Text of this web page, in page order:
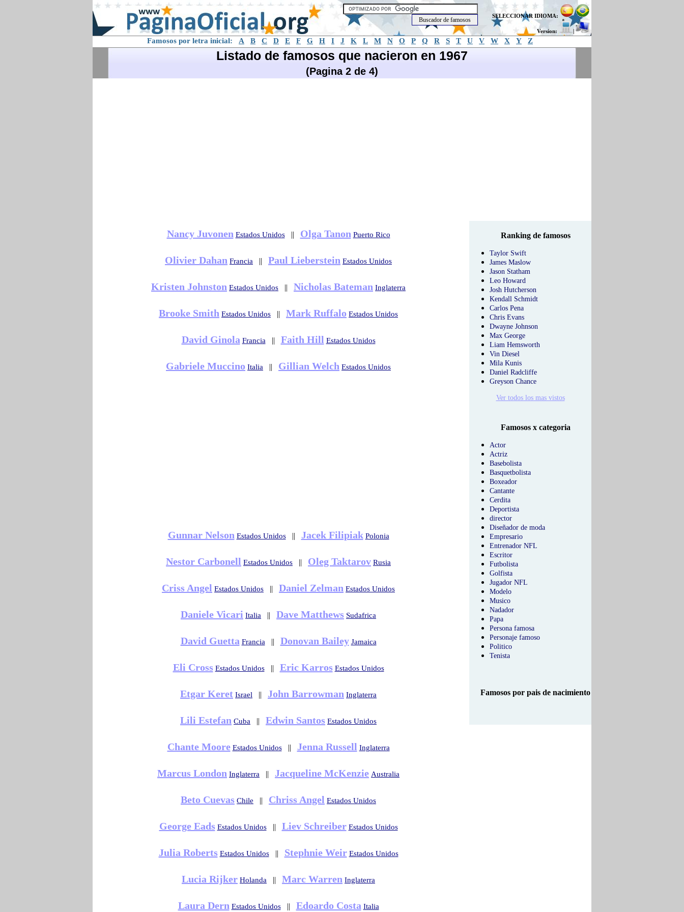
SELECCIONAR IDIOMA:
Version: |
Famosos por letra inicial: A B C D E F G H I J K L M N O P Q R S T U V W X Y Z
Listado de famosos que nacieron en 1967
(Pagina 2 de 4)
Nancy Juvonen Estados Unidos|| Olga Tanon Puerto Rico
Olivier Dahan Francia || Paul Lieberstein Estados Unidos
Kristen Johnston Estados Unidos || Nicholas Bateman Inglaterra
Brooke Smith Estados Unidos || Mark Ruffalo Estados Unidos
David Ginola Francia || Faith Hill Estados Unidos
Gabriele Muccino Italia || Gillian Welch Estados Unidos
Gunnar Nelson Estados Unidos|| Jacek Filipiak Polonia
Nestor Carbonell Estados Unidos || Oleg Taktarov Rusia
Criss Angel Estados Unidos || Daniel Zelman Estados Unidos
Daniele Vicari Italia || Dave Matthews Sudafrica
David Guetta Francia || Donovan Bailey Jamaica
Eli Cross Estados Unidos|| Eric Karros Estados Unidos
Etgar Keret Israel || John Barrowman Inglaterra
Lili Estefan Cuba || Edwin Santos Estados Unidos
Chante Moore Estados Unidos|| Jenna Russell Inglaterra
Marcus London Inglaterra || Jacqueline McKenzie Australia
Beto Cuevas Chile || Chriss Angel Estados Unidos
George Eads Estados Unidos|| Liev Schreiber Estados Unidos
Julia Roberts Estados Unidos|| Stephnie Weir Estados Unidos
Lucia Rijker Holanda || Marc Warren Inglaterra
Laura Dern Estados Unidos|| Edoardo Costa Italia
Ranking de famosos
Taylor Swift
James Maslow
Jason Statham
Leo Howard
Josh Hutcherson
Kendall Schmidt
Carlos Pena
Chris Evans
Dwayne Johnson
Max George
Liam Hemsworth
Vin Diesel
Mila Kunis
Daniel Radcliffe
Greyson Chance
Ver todos los mas vistos
Famosos x categoria
Actor
Actriz
Basebolista
Basquetbolista
Boxeador
Cantante
Cerdita
Deportista
director
Diseñador de moda
Empresario
Entrenador NFL
Escritor
Futbolista
Golfista
Jugador NFL
Modelo
Musico
Nadador
Papa
Persona famosa
Personaje famoso
Politico
Tenista
Famosos por pais de nacimiento